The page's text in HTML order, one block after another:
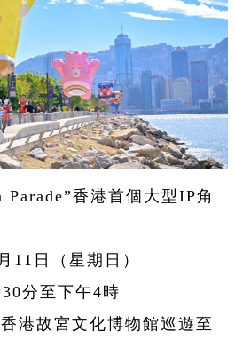
香港首個大型IP角
11日（星期日）
分至下午4時
港故宮文化博物館巡遊至